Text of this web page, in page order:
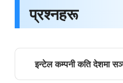
प्रश्नहरू
इन्टेल कम्पनी कति देशमा